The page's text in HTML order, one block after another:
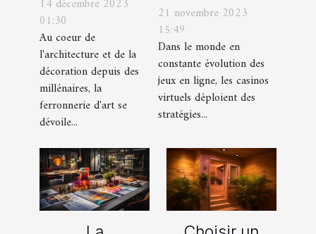
ferronnerie
d'art à travers
les siècles
01:30
Au coeur de
l'architecture et de la
décoration depuis des
millénaires, la
ferronnerie d'art se
dévoile...
les offres
promotionnelles
des casinos en
ligne
21 novembre 2023
15:49
Dans le monde en
constante évolution des
jeux en ligne, les casinos
virtuels déploient des
stratégies...